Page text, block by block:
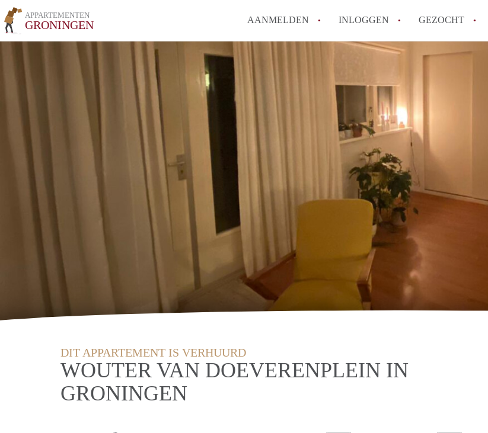
APPARTEMENTEN
GRONINGEN AANMELDEN INLOGGEN GEZOCHT
Hoeveel kost het om te
How to translate
Wat is
Wat is de privacyverklaring
Alle veelgestelde vragen
DIT APPARTEMENT IS VERHUURD
WOUTER VAN DOEVERENPLEIN IN
GRONINGEN